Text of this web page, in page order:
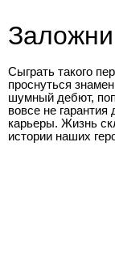
Сыграть такого
проснуться
шумный дебют,
вовсе не гарантия
карьеры. Жизнь
истории наших